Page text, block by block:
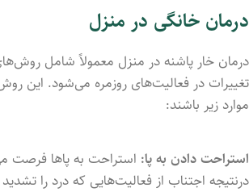
درمان خانگی در منزل
درمان خار پاشنه در منزل معمولاً شامل
تغییرات در فعالیت‌های روزمره می‌شود. این
موارد زیر باشند:
استراحت دادن به پا: استراحت به پاها فرصت
درنتیجه اجتناب از فعالیت‌هایی که درد را